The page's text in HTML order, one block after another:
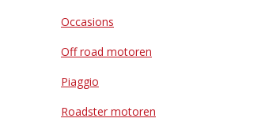
Occasions
Off road motoren
Piaggio
Roadster motoren